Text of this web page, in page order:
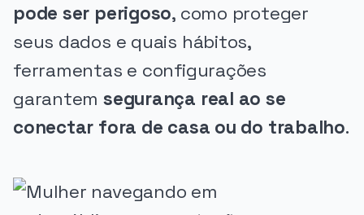
pode ser perigoso, como proteger
seus dados e quais hábitos,
ferramentas e configurações
garantem segurança real ao se
conectar fora de casa ou do trabalho.